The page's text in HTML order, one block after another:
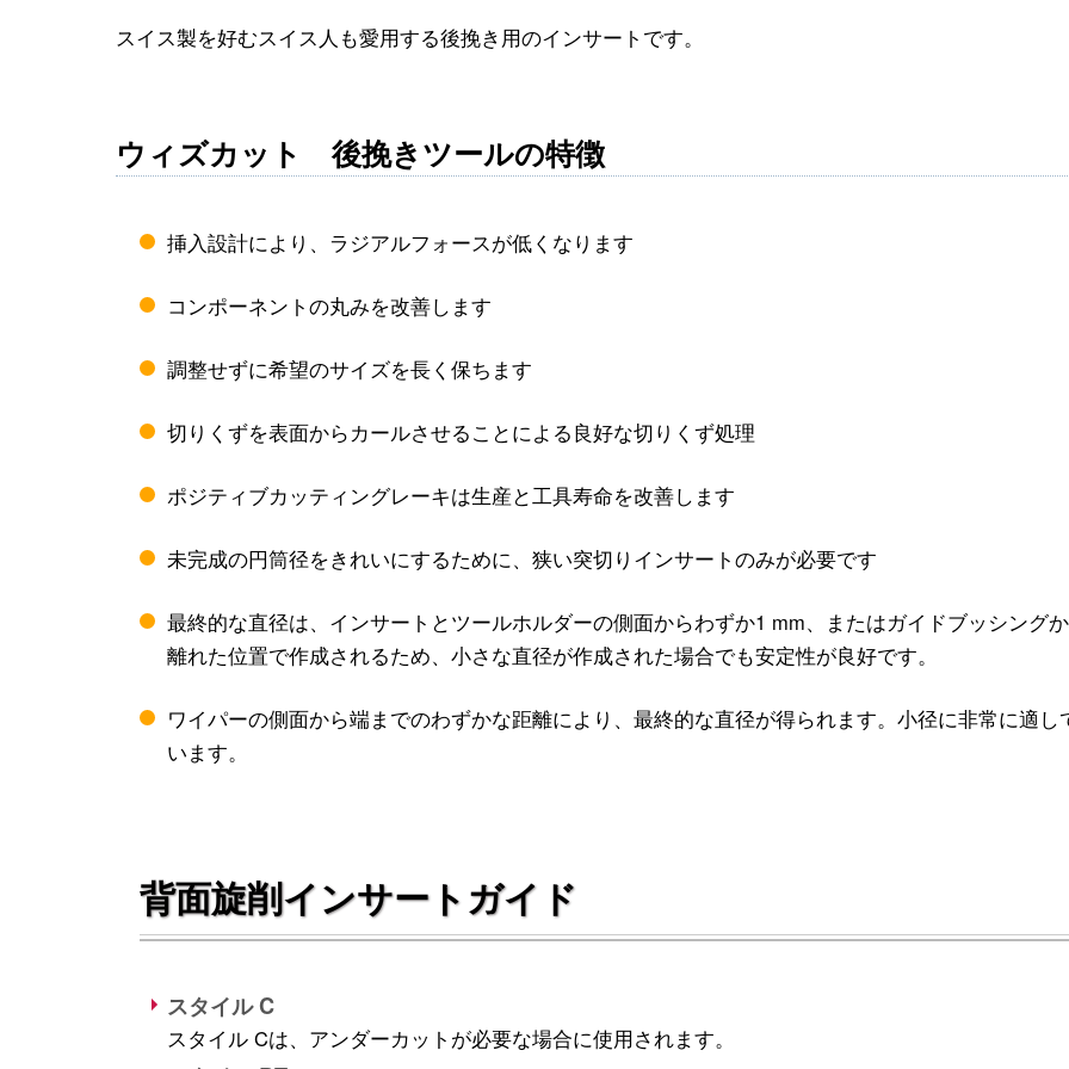
スイス製を好むスイス人も愛用する後挽き用のインサートです。
ウィズカット 後挽きツールの特徴
挿入設計により、ラジアルフォースが低くなります
コンポーネントの丸みを改善します
調整せずに希望のサイズを長く保ちます
切りくずを表面からカールさせることによる良好な切りくず処理
ポジティブカッティングレーキは生産と工具寿命を改善します
未完成の円筒径をきれいにするために、狭い突切りインサートのみが必要です
最終的な直径は、インサートとツールホルダーの側面からわずか1 mm、またはガイドブッシング
離れた位置で作成されるため、小さな直径が作成された場合でも安定性が良好です。
ワイパーの側面から端までのわずかな距離により、最終的な直径が得られます。小径に非常に適し
います。
背面旋削インサートガイド
スタイル C
スタイル Cは、アンダーカットが必要な場合に使用されます。